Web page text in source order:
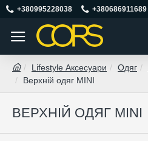
+380995228038 +380686911689
Lifestyle Аксесуари Одяг
Верхній одяг MINI
ВЕРХНІЙ ОДЯГ MINI